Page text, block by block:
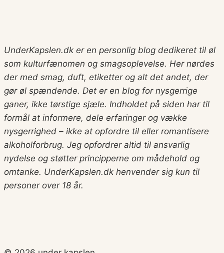
UnderKapslen.dk er en personlig blog dedikeret til øl
som kulturfænomen og smagsoplevelse. Her nørdes
der med smag, duft, etiketter og alt det andet, der
gør øl spændende. Det er en blog for nysgerrige
ganer, ikke tørstige sjæle. Indholdet på siden har til
formål at informere, dele erfaringer og vække
nysgerrighed – ikke at opfordre til eller romantisere
alkoholforbrug. Jeg opfordrer altid til ansvarlig
nydelse og støtter principperne om mådehold og
omtanke. UnderKapslen.dk henvender sig kun til
personer over 18 år.